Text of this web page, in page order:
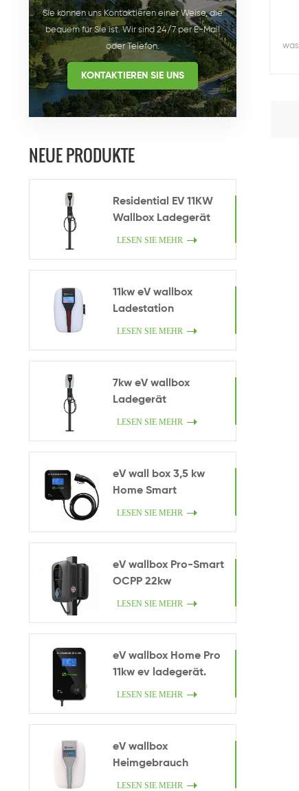
Sie können uns Kontaktieren einer Weise, die
bequem für Sie ist. Wir sind 24/7 per E-Mail
oder Telefon.
KONTAKTIEREN SIE UNS
NEUE PRODUKTE
Residential EV 11KW
Wallbox Ladegerät
LESEN SIE MEHR
11kw eV wallbox
Ladestation
LESEN SIE MEHR
7kw eV wallbox
Ladegerät
LESEN SIE MEHR
eV wall box 3,5 kw
Home Smart
Ladegerät.
LESEN SIE MEHR
eV wallbox Pro-Smart
OCPP 22kw
LESEN SIE MEHR
eV wallbox Home Pro
11kw ev ladegerät.
LESEN SIE MEHR
eV wallbox
Heimgebrauch
LESEN SIE MEHR